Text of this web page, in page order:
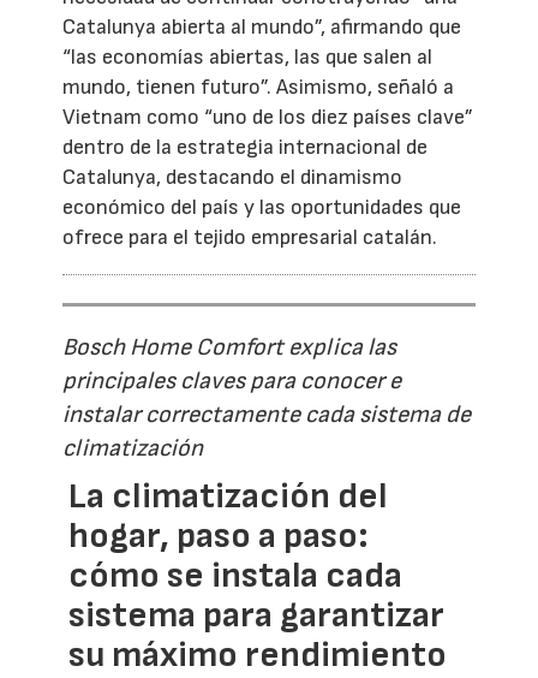
Catalunya abierta al mundo”, afirmando que
“las economías abiertas, las que salen al
mundo, tienen futuro”. Asimismo, señaló a
Vietnam como “uno de los diez países clave”
dentro de la estrategia internacional de
Catalunya, destacando el dinamismo
económico del país y las oportunidades que
ofrece para el tejido empresarial catalán.
Bosch Home Comfort explica las
principales claves para conocer e
instalar correctamente cada sistema de
climatización
La climatización del
hogar, paso a paso:
cómo se instala cada
sistema para garantizar
su máximo rendimiento